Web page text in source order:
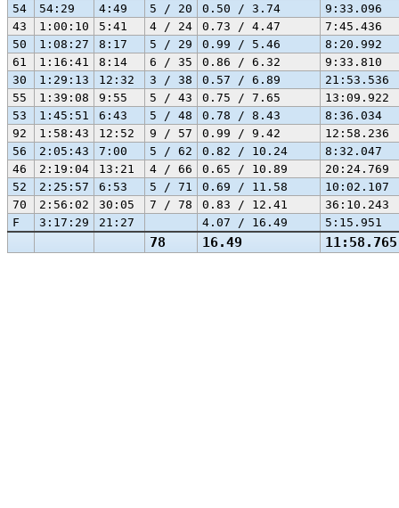
78 16.49 11:58.765
54
54:29 4:49 5 / 20 0.50 / 3.74
9:33.096
43
1:00:10 5:41 4 / 24 0.73 / 4.47
7:45.436
50
1:08:27 8:17 5 / 29 0.99 / 5.46
8:20.992
61
1:16:41 8:14 6 / 35 0.86 / 6.32
9:33.810
30
1:29:13 12:32 3 / 38 0.57 / 6.89
21:53.536
55
1:39:08 9:55 5 / 43 0.75 / 7.65
13:09.922
53
1:45:51 6:43 5 / 48 0.78 / 8.43
8:36.034
92
1:58:43 12:52 9 / 57 0.99 / 9.42
12:58.236
56
2:05:43 7:00 5 / 62 0.82 / 10.24
8:32.047
46
2:19:04 13:21 4 / 66 0.65 / 10.89
20:24.769
52
2:25:57 6:53 5 / 71 0.69 / 11.58
10:02.107
70
2:56:02 30:05 7 / 78 0.83 / 12.41
36:10.243
F
3:17:29 21:27 4.07 / 16.49 5:15.951